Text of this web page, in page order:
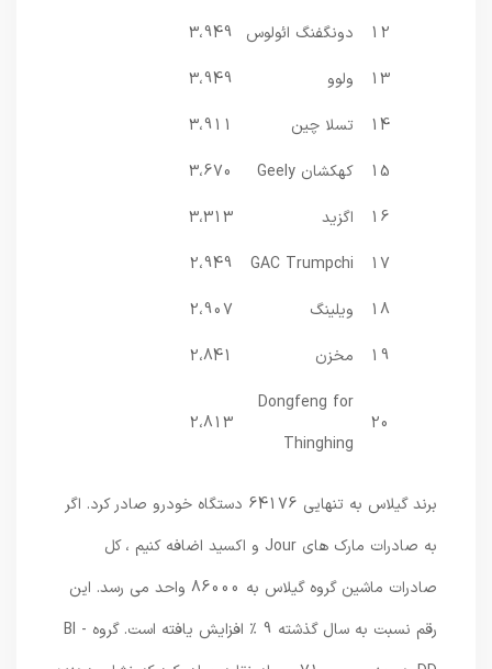
دونگفنگ ائولوس
3،949
ولوو
تسلا چین
کهکشان Geely
3،670
اگزید
GAC Trumpchi
2،949
ویلینگ
مخزن
Dongfeng for
Thinghing
برند گیلاس به تنهایی 64176 دستگاه خودرو صادر کرد. اگر
به صادرات مارک های Jour و اکسید اضافه کنیم ، کل
صادرات ماشین گروه گیلاس به 86000 واحد می رسد. این
رقم نسبت به سال گذشته 9 ٪ افزایش یافته است. گروه BI -